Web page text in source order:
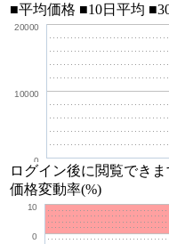
■平均価格 ■10日平均
0
10000
20000
ログイン後に閲覧できま
価格変動率(%)
0
10